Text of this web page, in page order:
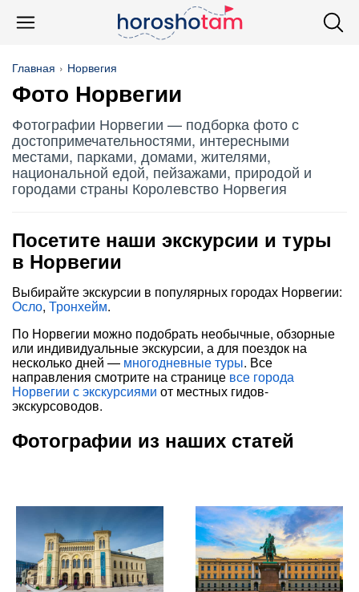
Главная Норвегия
Фото Норвегии
Фотографии Норвегии — подборка фото с
достопримечательностями, интересными
местами, парками, домами, жителями,
национальной едой, пейзажами, природой и
городами страны Королевство Норвегия
Посетите наши экскурсии и туры
в Норвегии
Выбирайте экскурсии в популярных городах Норвегии:
Осло, Тронхейм.
По Норвегии можно подобрать необычные, обзорные
или индивидуальные экскурсии, а для поездок на
несколько дней — многодневные туры. Все
направления смотрите на странице все города
Норвегии с экскурсиями от местных гидов-
экскурсоводов.
Фотографии из наших статей